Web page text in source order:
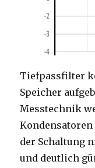
Tiefpassfilter
Speicher
Messtechnik
Kondensatoren
der Schaltung
und deutlich